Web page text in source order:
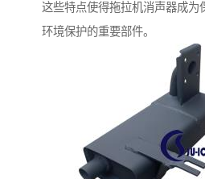
这些特点使得拖拉机消声器成为
环境保护的重要部件。